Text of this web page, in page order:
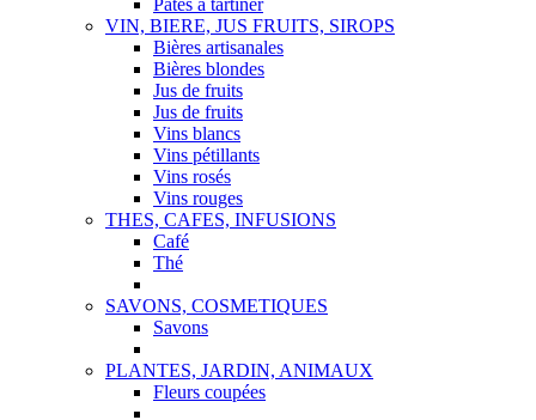
Pâtes à tartiner
VIN, BIERE, JUS FRUITS, SIROPS
Bières artisanales
Bières blondes
Jus de fruits
Jus de fruits
Vins blancs
Vins pétillants
Vins rosés
Vins rouges
THES, CAFES, INFUSIONS
Café
Thé
SAVONS, COSMETIQUES
Savons
PLANTES, JARDIN, ANIMAUX
Fleurs coupées